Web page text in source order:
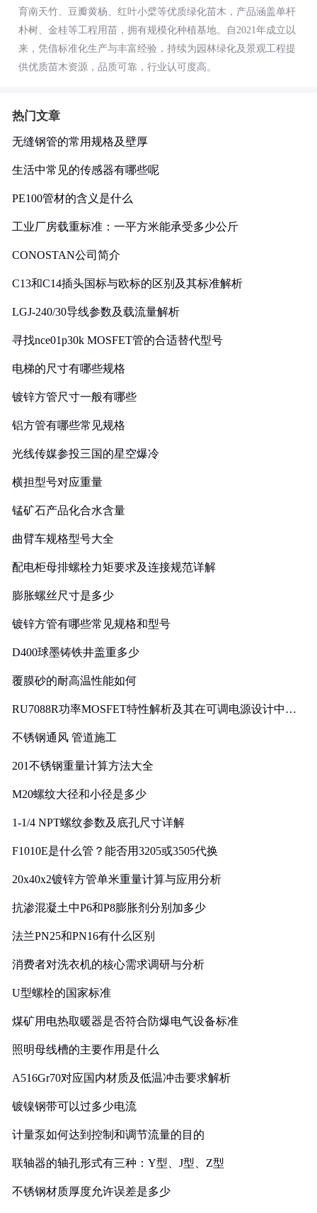
育南天竹、豆瓣黄杨、红叶小檗等优质绿化苗木，产品涵盖单杆
朴树、金桂等工程用苗，拥有规模化种植基地。自2021年成立以
来，凭借标准化生产与丰富经验，持续为园林绿化及景观工程提
供优质苗木资源，品质可靠，行业认可度高。
热门文章
无缝钢管的常用规格及壁厚
生活中常见的传感器有哪些呢
PE100管材的含义是什么
工业厂房载重标准：一平方米能承受多少公斤
CONOSTAN公司简介
C13和C14插头国标与欧标的区别及其标准解析
LGJ-240/30导线参数及载流量解析
寻找nce01p30k MOSFET管的合适替代型号
电梯的尺寸有哪些规格
镀锌方管尺寸一般有哪些
铝方管有哪些常见规格
光线传媒参投三国的星空爆冷
横担型号对应重量
锰矿石产品化合水含量
曲臂车规格型号大全
配电柜母排螺栓力矩要求及连接规范详解
膨胀螺丝尺寸是多少
镀锌方管有哪些常见规格和型号
D400球墨铸铁井盖重多少
覆膜砂的耐高温性能如何
RU7088R功率MOSFET特性解析及其在可调电源设计中的
不锈钢通风 管道施工
201不锈钢重量计算方法大全
M20螺纹大径和小径是多少
1-1/4 NPT螺纹参数及底孔尺寸详解
F1010E是什么管？能否用3205或3505代换
20x40x2镀锌方管单米重量计算与应用分析
抗渗混凝土中P6和P8膨胀剂分别加多少
法兰PN25和PN16有什么区别
消费者对洗衣机的核心需求调研与分析
U型螺栓的国家标准
煤矿用电热取暖器是否符合防爆电气设备标准
照明母线槽的主要作用是什么
A516Gr70对应国内材质及低温冲击要求解析
镀镍钢带可以过多少电流
计量泵如何达到控制和调节流量的目的
联轴器的轴孔形式有三种：Y型、J型、Z型
不锈钢材质厚度允许误差是多少